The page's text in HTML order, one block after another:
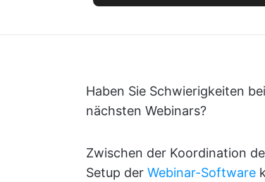
Haben Sie Schwierigkeiten
nächsten Webinars?
Zwischen der Koordination
Setup der Webinar-Software